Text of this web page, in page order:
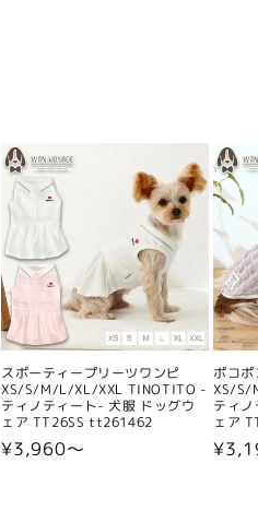
スポーティープリーツワンピ
XS/S/M/L/XL/XXL TINOTITO -
ティノティート- 犬服 ドッグウ
ェア TT26SS tt261462
通
¥3,960〜
ポコ
XS/S/
ティ
ェア
通